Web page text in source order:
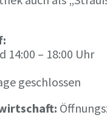
14:00 – 18:00 Uhr
geschlossen